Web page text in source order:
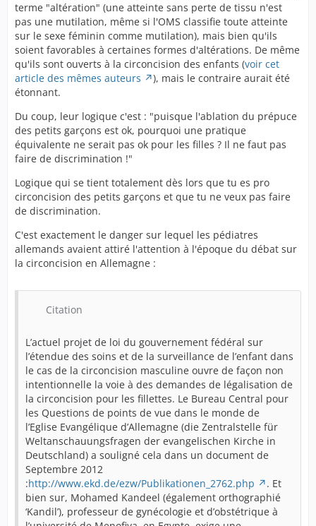
terme "altération" (une atteinte sans perte de tissu n'est
pas une mutilation, même si l'OMS classifie toute atteinte
sur le sexe féminin comme mutilation), mais bien qu'ils
soient favorables à certaines formes d'altérations. De même
qu'ils sont ouverts à la circoncision des enfants (voir cet
article des mêmes auteurs
), mais le contraire aurait été
étonnant.
Du coup, leur logique c'est : "puisque l'ablation du prépuce
des petits garçons est ok, pourquoi une pratique
équivalente ne serait pas ok pour les filles ? Il ne faut pas
faire de discrimination !"
Logique qui se tient totalement dès lors que tu es pro
circoncision des petits garçons et que tu ne veux pas faire
de discrimination.
C'est exactement le danger sur lequel les pédiatres
allemands avaient attiré l'attention à l'époque du débat sur
la circoncision en Allemagne :
Citation
L’actuel projet de loi du gouvernement fédéral sur
l’étendue des soins et de la surveillance de l’enfant dans
le cas de la circoncision masculine ouvre de façon non
intentionnelle la voie à des demandes de légalisation de
la circoncision pour les fillettes. Le Bureau Central pour
les Questions de points de vue dans le monde de
l’Eglise Evangélique d’Allemagne (die Zentralstelle für
Weltanschauungsfragen der evangelischen Kirche in
Deutschland) a souligné cela dans un document de
Septembre 2012
:http://www.ekd.de/ezw/Publikationen_2762.php
. Et
bien sur, Mohamed Kandeel (également orthographié
‘Kandil’), professeur de gynécologie et d’obstétrique à